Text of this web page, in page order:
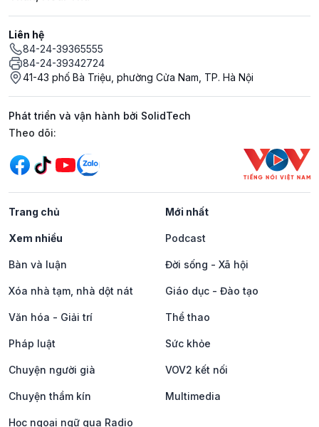
Liên hệ
84-24-39365555
84-24-39342724
41-43 phố Bà Triệu, phường Cửa Nam, TP. Hà Nội
Phát triển và vận hành bởi SolidTech
Mạng xã hội
Theo dõi:
Trang chủ Mới nhất
Xem nhiều Podcast
Bàn và luận Đời sống - Xã hội
Xóa nhà tạm, nhà dột nát Giáo dục - Đào tạo
Văn hóa - Giải trí Thể thao
Pháp luật Sức khỏe
Chuyện người già VOV2 kết nối
Chuyện thầm kín Multimedia
Học ngoại ngữ qua Radio